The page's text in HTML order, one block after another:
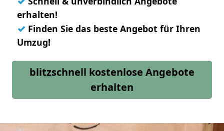
erhalten!
✓ Finden Sie das beste Angebot für Ihren
Umzug!
blitzschnell kostenlose Angebote
erhalten